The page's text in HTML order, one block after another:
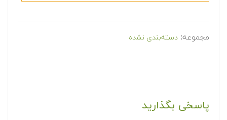
مجموعه: دسته‌بندی نشده
پاسخی بگذارید